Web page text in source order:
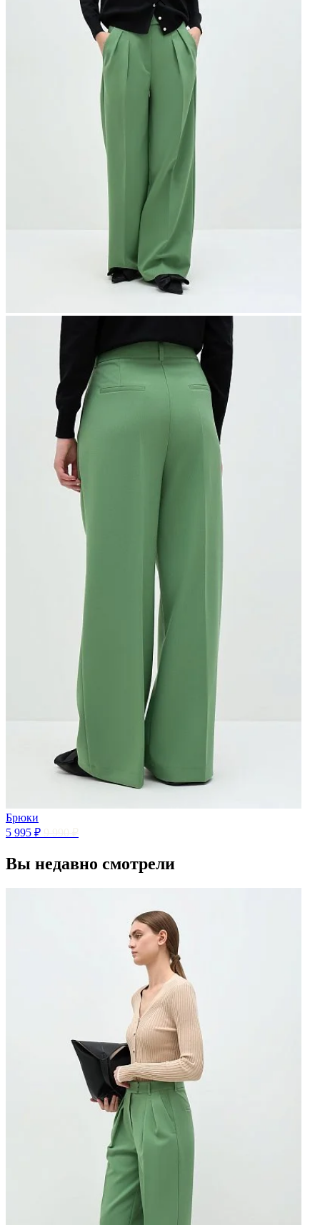
Брюки
5 995 ₽
Вы недавно смотрели